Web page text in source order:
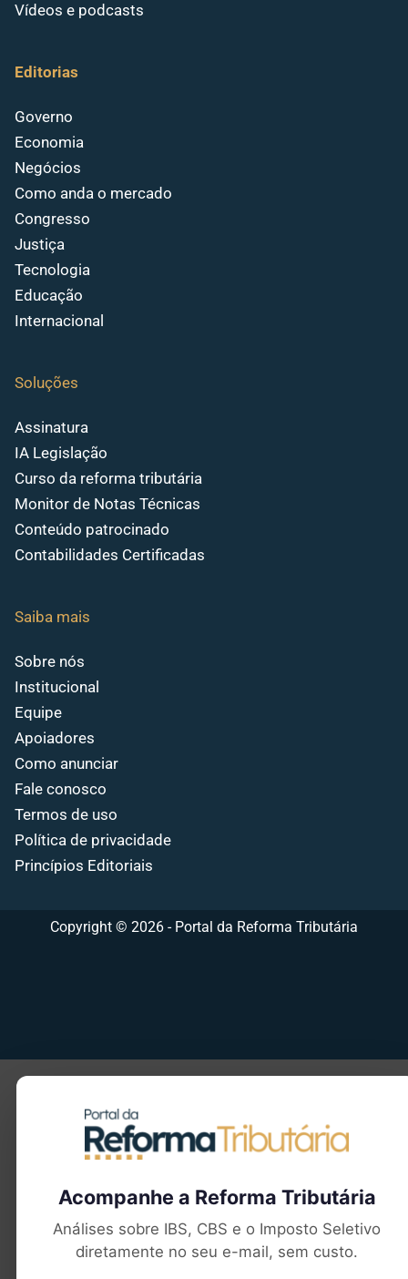
Vídeos e podcasts
Editorias
Governo
Economia
Negócios
Como anda o mercado
Congresso
Justiça
Tecnologia
Educação
Internacional
Soluções
Assinatura
IA Legislação
Curso da reforma tributária
Monitor de Notas Técnicas
Conteúdo patrocinado
Contabilidades Certificadas
Saiba mais
Sobre nós
Institucional
Equipe
Apoiadores
Como anunciar
Fale conosco
Termos de uso
Política de privacidade
Princípios Editoriais
Copyright © 2026 - Portal da Reforma Tributária
Acompanhe a Reforma Tributária
Análises sobre IBS, CBS e o Imposto Seletivo
diretamente no seu e-mail, sem custo.